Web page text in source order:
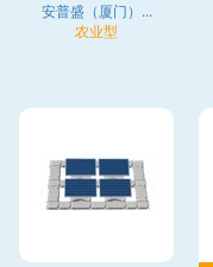
安普盛（厦门）...
农业型